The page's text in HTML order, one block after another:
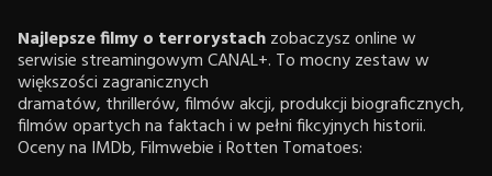
Najlepsze filmy o terrorystachzobaczysz online w
serwisie streamingowym CANAL+. To mocny zestaw w
większości zagranicznych
dramatów, thrillerów, filmów akcji, produkcji biograficznych,
filmów opartych na faktach i w pełni fikcyjnych historii.
Oceny na IMDb, Filmwebie i Rotten Tomatoes: